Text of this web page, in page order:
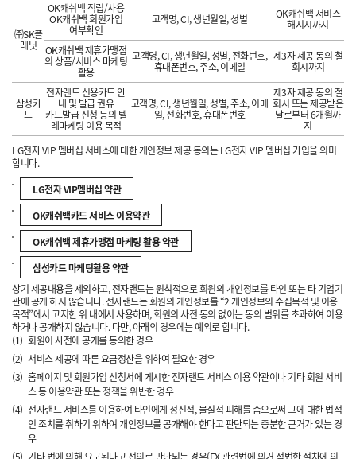
㈜SK플
래닛
OK캐쉬백 적립/사용
OK캐쉬백 회원가입
여부확인
고객명, CI, 생년월일, 성별 OK캐쉬백 서비스
해지시까지
OK캐쉬백 제휴가맹점
의 상품/서비스 마케팅
활용
고객명, CI, 생년월일, 성별, 전화번호,
휴대폰번호, 주소, 이메일
제3자 제공 동의 철
회시까지
삼성카
드
전자랜드 신용카드 안
내 및 발급 권유
카드발급 신청 등의 텔
레마케팅 이용 목적
고객명, CI, 생년월일, 성별, 주소, 이메
일, 전화번호, 휴대폰번호
제3자 제공 동의 철
회시 또는 제공받은
날로부터 6개월까
지
LG전자 VIP 멤버십 서비스에 대한 개인정보 제공 동의는 LG전자 VIP 멤버십 가입을 의미
합니다.
LG전자 VIP멤버십 약관
OK캐쉬백카드 서비스 이용약관
OK캐쉬백 제휴가맹점 마케팅 활용 약관
삼성카드 마케팅활용 약관
상기 제공내용을 제외하고, 전자랜드는 원칙적으로 회원의 개인정보를 타인 또는 타 기업기
관에 공개 하지 않습니다. 전자랜드는 회원의 개인정보를 “2 개인정보의 수집목적 및 이용
목적”에서 고지한 위 내에서 사용하며, 회원의 사전 동의 없이는 동의 범위를 초과하여 이용
하거나 공개하지 않습니다. 다만, 아래의 경우에는 예외로 합니다.
(1) 회원이 사전에 공개를 동의한 경우
(2) 서비스 제공에 따른 요금정산을 위하여 필요한 경우
(3) 홈페이지 및 회원가입 신청서에 게시한 전자랜드 서비스 이용 약관이나 기타 회원 서비
스 등 이용약관 또는 정책을 위반한 경우
(4) 전자랜드 서비스를 이용하여 타인에게 정신적, 물질적 피해를 줌으로써 그에 대한 법적
인 조치를 취하기 위하여 개인정보를 공개해야 한다고 판단되는 충분한 근거가 있는 경
우